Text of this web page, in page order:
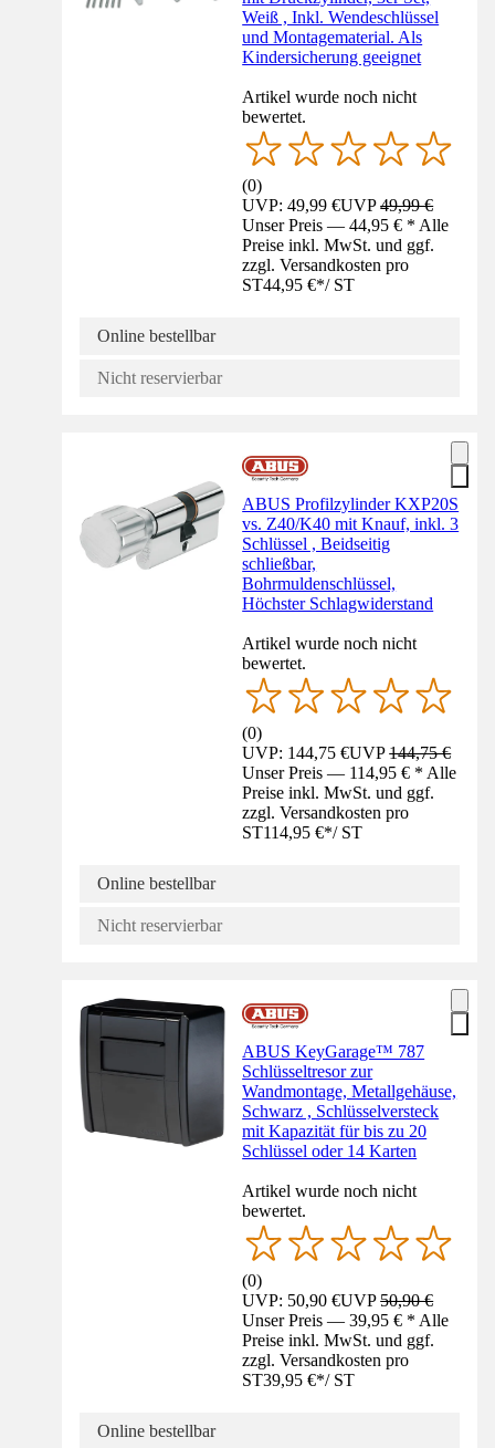
Weiß , Inkl. Wendeschlüssel
und Montagematerial. Als
Kindersicherung geeignet
Artikel wurde noch nicht
bewertet.
(0)
UVP: 49,99 €UVP49,99 €
Unser Preis — 44,95 € * Alle
Preise inkl. MwSt. und ggf.
zzgl. Versandkosten pro
ST44,95 €*/ ST
Online bestellbar
Nicht reservierbar
ABUS Profilzylinder KXP20S
vs. Z40/K40 mit Knauf, inkl. 3
Schlüssel , Beidseitig
schließbar,
Bohrmuldenschlüssel,
Höchster Schlagwiderstand
Artikel wurde noch nicht
bewertet.
(0)
UVP: 144,75 €UVP144,75 €
Unser Preis — 114,95 € * Alle
Preise inkl. MwSt. und ggf.
zzgl. Versandkosten pro
ST114,95 €*/ ST
Online bestellbar
Nicht reservierbar
ABUS KeyGarage™ 787
Schlüsseltresor zur
Wandmontage, Metallgehäuse,
Schwarz , Schlüsselversteck
mit Kapazität für bis zu 20
Schlüssel oder 14 Karten
Artikel wurde noch nicht
bewertet.
(0)
UVP: 50,90 €UVP50,90 €
Unser Preis — 39,95 € * Alle
Preise inkl. MwSt. und ggf.
zzgl. Versandkosten pro
ST39,95 €*/ ST
Online bestellbar